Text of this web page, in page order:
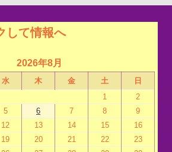
して情報へ
2026年8月
水 木 金 土
日
1
2
5 6 7 8
9
12 13 14 15
16
19 20 21 22
23